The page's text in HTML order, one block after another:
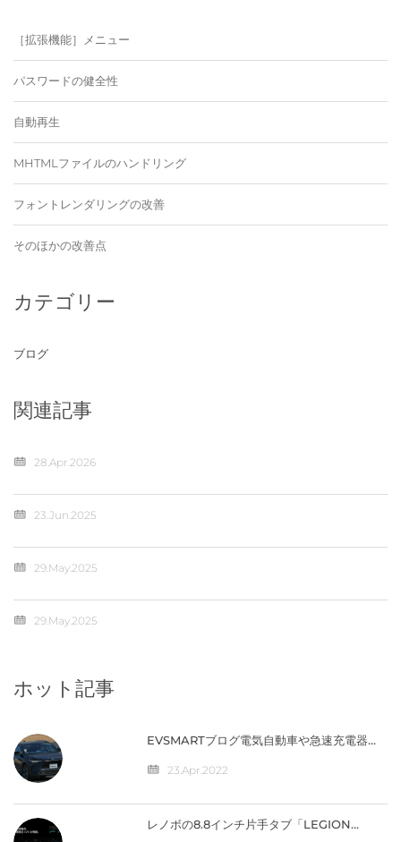
［拡張機能］メニュー
パスワードの健全性
自動再生
MHTMLファイルのハンドリング
フォントレンダリングの改善
そのほかの改善点
カテゴリー
ブログ
関連記事
28.Apr.2026
23.Jun.2025
29.May.2025
29.May.2025
ホット記事
EVSMARTブログ電気自動車や急速充電器を
『BZ4X』／バッテリー残量の％表示なし
【編集部】 人気記事 最近の投稿 カテゴリー
23.Apr.2022
レノボの8.8インチ片手タブ「LEGION